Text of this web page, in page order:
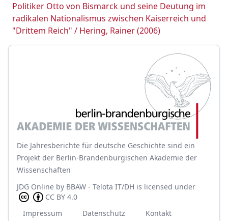
Politiker Otto von Bismarck und seine Deutung im
radikalen Nationalismus zwischen Kaiserreich und
"Drittem Reich" / Hering, Rainer (2006)
Die Jahresberichte für deutsche Geschichte sind ein
Projekt der Berlin-Brandenburgischen Akademie der
Wissenschaften
JDG Online by BBAW - Telota IT/DH is licensed under
CC BY 4.0
Impressum
Datenschutz Kontakt